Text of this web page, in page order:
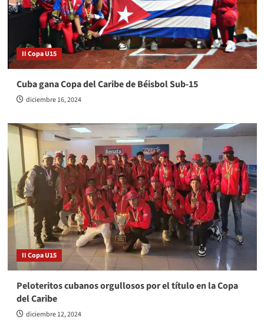
II Copa U15
Cuba gana Copa del Caribe de Béisbol Sub-15
diciembre 16, 2024
II Copa U15
Peloteritos cubanos orgullosos por el título en la Copa
del Caribe
diciembre 12, 2024